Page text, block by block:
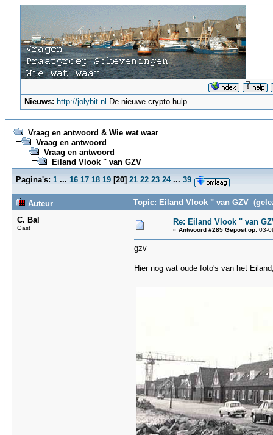
Nieuws: http://jolybit.nl De nieuwe crypto hulp
Vraag en antwoord & Wie wat waar
Vraag en antwoord
Vraag en antwoord
Eiland Vlook " van GZV
Pagina's: 1 ... 16 17 18 19 [20] 21 22 23 24 ... 39
Auteur
Topic: Eiland Vlook " van GZV
C. Bal
Gast
Re: Eiland Vlook " van
« Antwoord #285 Gepost op: 03-
gzv
Hier nog wat oude foto's van het